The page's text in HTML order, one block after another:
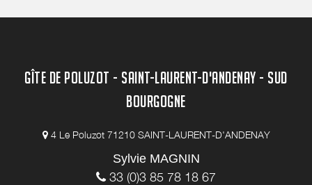
GÎTE DE POLUZOT - SAINT-LAURENT-D'ANDENAY - SUD
BOURGOGNE
4 Le Poluzot 71210 SAINT-LAURENT-D'ANDENAY
Sylvie MAGNIN
33 (0)3 85 78 18 67